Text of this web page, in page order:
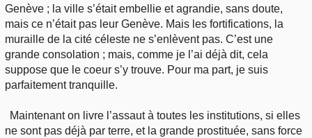
Genève ; la ville s’était embellie et agrandie, sans doute,
mais ce n’était pas leur Genève. Mais les fortifications, la
muraille de la cité céleste ne s’enlèvent pas. C’est une
grande consolation ; mais, comme je l’ai déjà dit, cela
suppose que le coeur s’y trouve. Pour ma part, je suis
parfaitement tranquille.
Maintenant on livre l’assaut à toutes les institutions, si elles
ne sont pas déjà par terre, et la grande prostituée, sans force